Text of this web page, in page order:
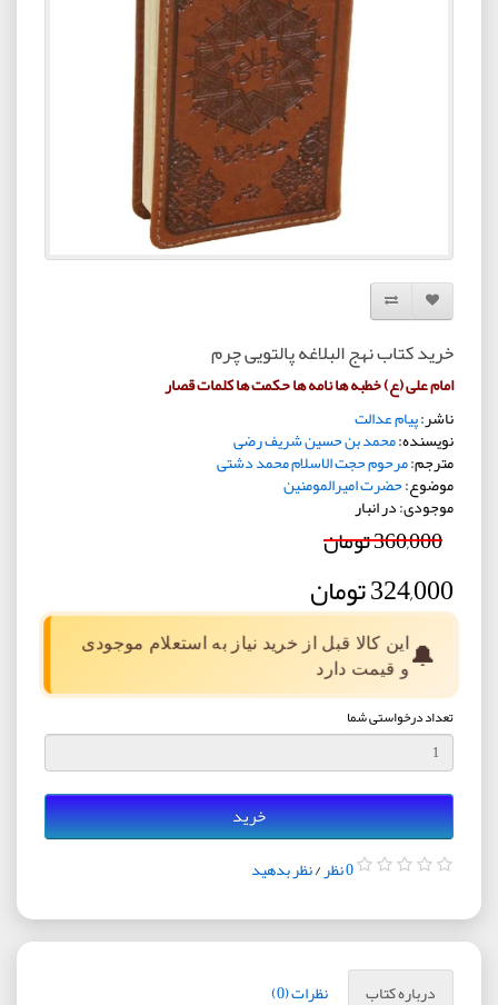
افزودن به لیست دلخواه
مقایسه این محصول
خرید کتاب نهج البلاغه پالتویی چرم
امام علی (ع) خطبه ها نامه ها حکمت ها کلمات قصار
ناشر:پیام عدالت
نویسنده:محمد بن حسین شریف رضی
مترجم:مرحوم حجت الاسلام محمد دشتی
موضوع:حضرت امیرالمومنین
موجودی: در انبار
360,000 تومان
324,000 تومان
🔔این کالا قبل از خرید نیاز به استعلام موجودی
و قیمت دارد
تعداد درخواستی شما
خرید
0 نظر /نظر بدهید
درباره کتاب نظرات (0)